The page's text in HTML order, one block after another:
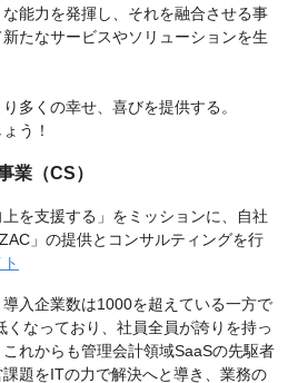
能力を発揮し、それを融合させる事
たなサービスやソリューションを生
多くの幸せ、喜びを提供する。
う！
業（CS）
上を支援する」をミッションに、自社
」の提供とコンサルティングを行
入企業数は1000を超えている一方で
なっており、社員全員が誇りを持っ
れからも管理会計領域SaaSの先駆者
題をITの力で解決へと導き、業務の